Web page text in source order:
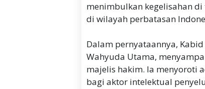
menimbulkan kegelisahan
di wilayah perbatasan
Dalam pernyataannya,
Wahyuda Utama,
majelis hakim. Ia menyoroti
bagi aktor intelektual